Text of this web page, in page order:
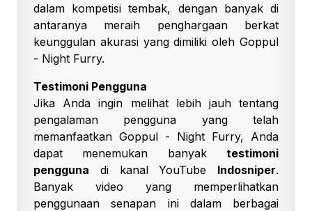
dalam kompetisi tembak, dengan banyak di
antaranya meraih penghargaan berkat
keunggulan akurasi yang dimiliki oleh Goppul
- Night Furry.
Testimoni Pengguna
Jika Anda ingin melihat lebih jauh tentang
pengalaman pengguna yang telah
memanfaatkan Goppul - Night Furry, Anda
dapat menemukan banyak testimoni
pengguna di kanal YouTube Indosniper.
Banyak video yang memperlihatkan
penggunaan senapan ini dalam berbagai